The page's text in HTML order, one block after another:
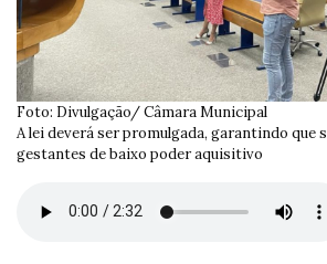
Foto: Divulgação/ Câmara Municipal
A lei deverá ser promulgada, garantindo que
gestantes de baixo poder aquisitivo